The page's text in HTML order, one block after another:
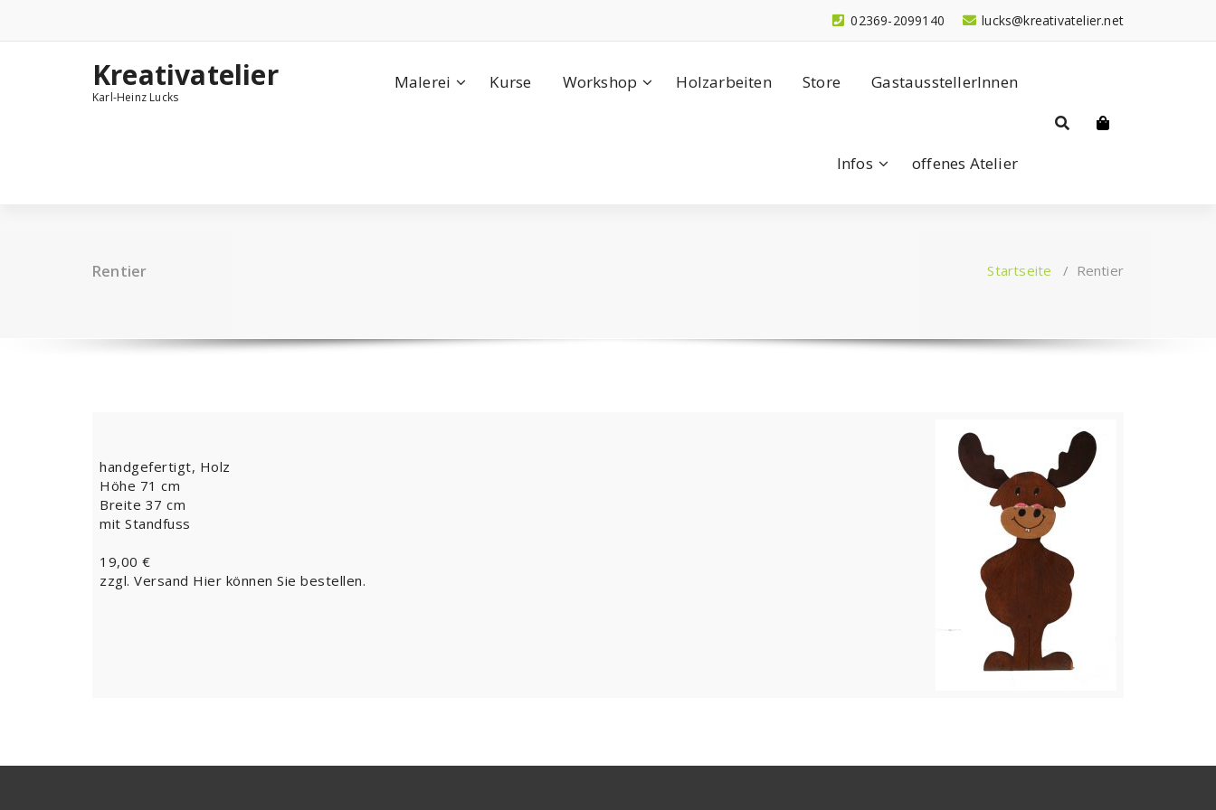
springen
lucks@kreativatelier.net
02369-2099140
Kreativatelier
Karl-Heinz Lucks
Malerei Kurse Workshop Holzarbeiten Store GastausstellerInnen
Infos offenes Atelier
Rentier Startseite / Rentier
handgefertigt, Holz
Höhe 71 cm
Breite 37 cm
mit Standfuss
19,00 €
zzgl. Versand Hier können Sie bestellen.